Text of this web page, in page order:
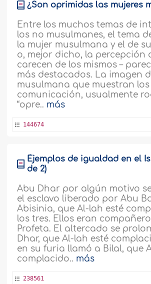
¿Son oprimidas las mujeres
Entre los muchos temas de
los no musulmanes, el tema
la mujer musulmana y el de
o, mejor dicho, la percepción
carecen de los mismos –
más destacados. La imagen
musulmana que muestran
comunicación, usualmente
“opre.. más
144674
Éjemplos de igualdad en el
de 2)
Abu Dhar por algún motivo
el esclavo liberado por Abu
Abisinia, que Al-lah esté
los tres. Ellos eran
Profeta. El altercado se
Dhar, que Al-lah esté
en su furia llamó a Bilal, que
complacido.. más
238561